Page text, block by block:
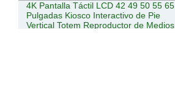
Con Network Wi-Fi Stand Alone
Outdoor High Bright Capacitive Touch
Pantalla LCD Suelo Permanente Precio